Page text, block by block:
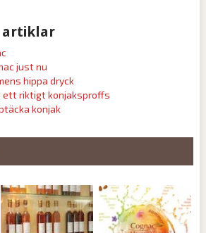
artiklar
just nu
hippa dryck
ett riktigt konjaksproffs
konjak